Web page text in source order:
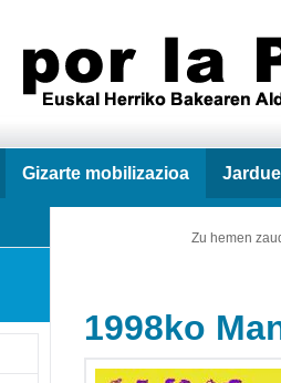
Gizarte mobilizazioa
Zu hemen
1998ko